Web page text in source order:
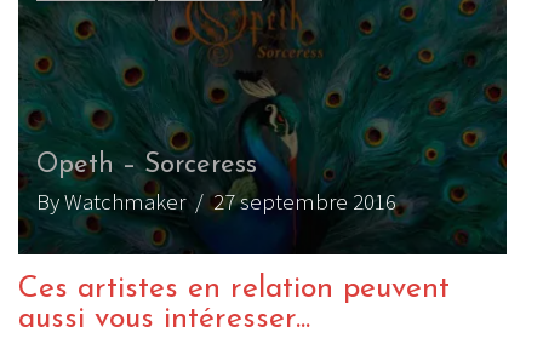
Opeth – Sorceress
By Watchmaker/ 27 septembre 2016
Ces artistes en relation peuvent
aussi vous intéresser...